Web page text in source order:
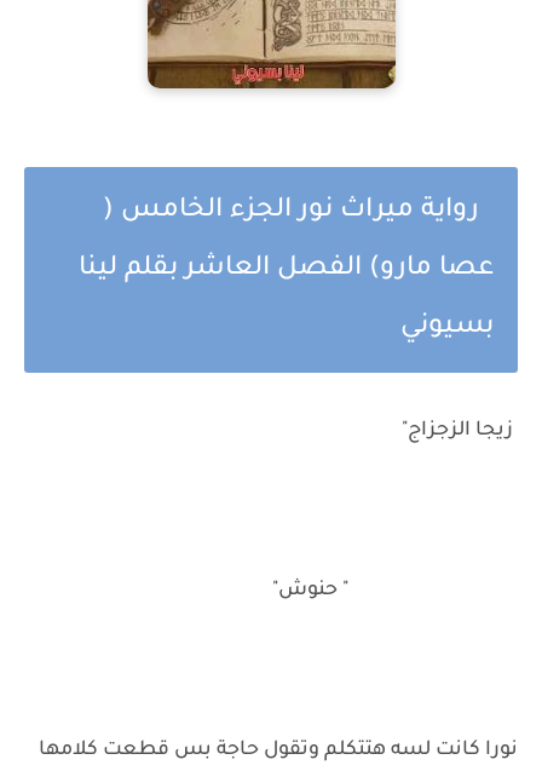
رواية ميراث نور الجزء الخامس (
عصا مارو) الفصل العاشر بقلم لينا
بسيوني
زيجا الزجزاج"
" حنوش"
نورا كانت لسه هتتكلم وتقول حاجة بس قطعت كلامها